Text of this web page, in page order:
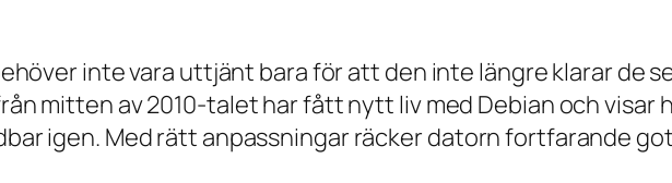
inte vara uttjänt bara för att den inte längre klarar de
mitten av 2010-talet har fått nytt liv med Debian och visar
igen. Med rätt anpassningar räcker datorn fortfarande